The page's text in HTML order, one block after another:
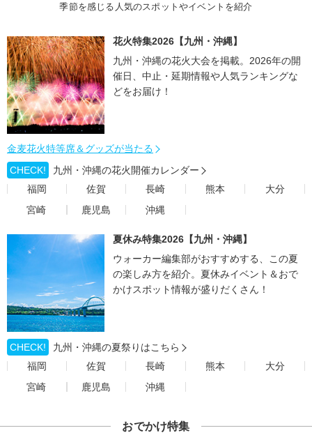
季節を感じる人気のスポットやイベントを紹介
花火特集2026【九州・沖縄】
九州・沖縄の花火大会を掲載。2026年の開
催日、中止・延期情報や人気ランキングな
どをお届け！
金麦花火特等席＆グッズが当たる
CHECK!
九州・沖縄の花火開催カレンダー
福岡
佐賀 長崎 熊本
大分
宮崎
鹿児島 沖縄
夏休み特集2026【九州・沖縄】
ウォーカー編集部がおすすめする、この夏
の楽しみ方を紹介。夏休みイベント＆おで
かけスポット情報が盛りだくさん！
CHECK!
九州・沖縄の夏祭りはこちら
福岡
佐賀 長崎 熊本
大分
宮崎
鹿児島 沖縄
おでかけ特集